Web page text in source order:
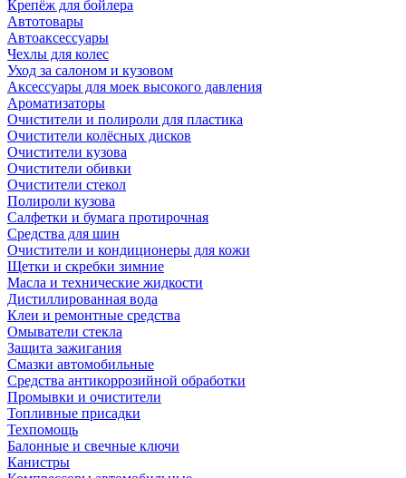
Крепёж для бойлера
Автотовары
Автоаксессуары
Чехлы для колес
Уход за салоном и кузовом
Аксессуары для моек высокого давления
Ароматизаторы
Очистители и полироли для пластика
Очистители колёсных дисков
Очистители кузова
Очистители обивки
Очистители стекол
Полироли кузова
Салфетки и бумага протирочная
Средства для шин
Очистители и кондиционеры для кожи
Щетки и скребки зимние
Масла и технические жидкости
Дистиллированная вода
Клеи и ремонтные средства
Омыватели стекла
Защита зажигания
Смазки автомобильные
Средства антикоррозийной обработки
Промывки и очистители
Топливные присадки
Техпомощь
Балонные и свечные ключи
Канистры